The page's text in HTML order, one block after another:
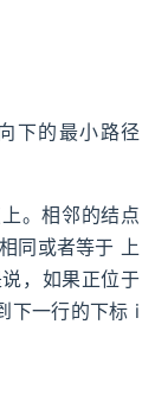
下的最小路径
。相邻的结点
同或者等于 上
，如果正位于
下一行的下标 i